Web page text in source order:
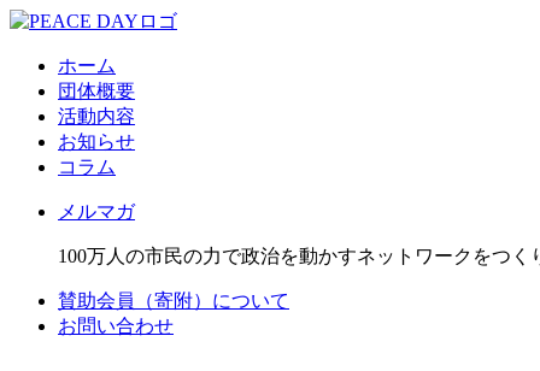
ホーム
団体概要
活動内容
お知らせ
コラム
メルマガ
100万人の市民の力で政治を動かすネットワークをつく
賛助会員（寄附）について
お問い合わせ